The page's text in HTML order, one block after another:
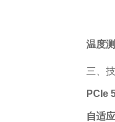
温度
三、
PCIe
自适